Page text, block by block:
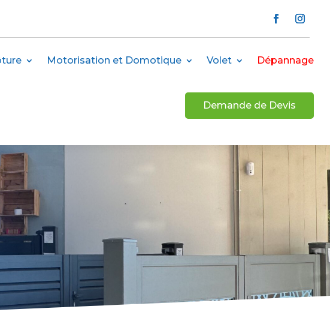
Motorisation et Domotique Volet Dépannage
Demande de Devis